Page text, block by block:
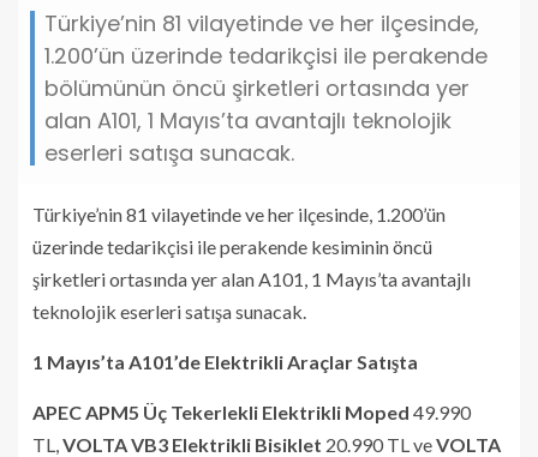
Türkiye’nin 81 vilayetinde ve her ilçesinde,
1.200’ün üzerinde tedarikçisi ile perakende
bölümünün öncü şirketleri ortasında yer
alan A101, 1 Mayıs’ta avantajlı teknolojik
eserleri satışa sunacak.
Türkiye’nin 81 vilayetinde ve her ilçesinde, 1.200’ün
üzerinde tedarikçisi ile perakende kesiminin öncü
şirketleri ortasında yer alan A101, 1 Mayıs’ta avantajlı
teknolojik eserleri satışa sunacak.
1 Mayıs’ta A101’de Elektrikli Araçlar Satışta
APEC APM5 Üç Tekerlekli Elektrikli Moped 49.990
TL, VOLTA VB3 Elektrikli Bisiklet 20.990 TL veVOLTA